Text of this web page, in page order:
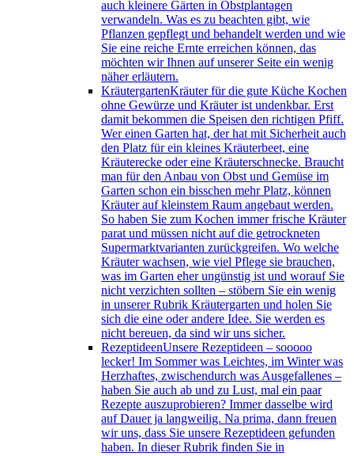
auch kleinere Gärten in Obstplantagen
verwandeln. Was es zu beachten gibt, wie
Pflanzen gepflegt und behandelt werden und wie
Sie eine reiche Ernte erreichen können, das
möchten wir Ihnen auf unserer Seite ein wenig
näher erläutern.
KräutergartenKräuter für die gute Küche Kochen
ohne Gewürze und Kräuter ist undenkbar. Erst
damit bekommen die Speisen den richtigen Pfiff.
Wer einen Garten hat, der hat mit Sicherheit auch
den Platz für ein kleines Kräuterbeet, eine
Kräuterecke oder eine Kräuterschnecke. Braucht
man für den Anbau von Obst und Gemüse im
Garten schon ein bisschen mehr Platz, können
Kräuter auf kleinstem Raum angebaut werden.
So haben Sie zum Kochen immer frische Kräuter
parat und müssen nicht auf die getrockneten
Supermarktvarianten zurückgreifen. Wo welche
Kräuter wachsen, wie viel Pflege sie brauchen,
was im Garten eher ungünstig ist und worauf Sie
nicht verzichten sollten – stöbern Sie ein wenig
in unserer Rubrik Kräutergarten und holen Sie
sich die eine oder andere Idee. Sie werden es
nicht bereuen, da sind wir uns sicher.
RezeptideenUnsere Rezeptideen – sooooo
lecker! Im Sommer was Leichtes, im Winter was
Herzhaftes, zwischendurch was Ausgefallenes –
haben Sie auch ab und zu Lust, mal ein paar
Rezepte auszuprobieren? Immer dasselbe wird
auf Dauer ja langweilig. Na prima, dann freuen
wir uns, dass Sie unsere Rezeptideen gefunden
haben. In dieser Rubrik finden Sie in